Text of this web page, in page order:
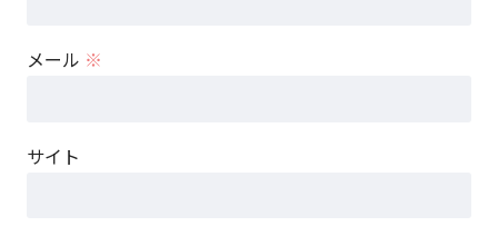
メール ※
サイト